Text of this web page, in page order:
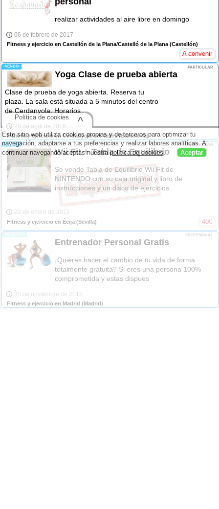
realizar actividades al aire libre en domingo
06 de febrero de 2017
Fitness y ejercicio en Castellón de la Plana/Castelló de la Plana(Castellón)
A convenir
-VENDO- PARTICULAR
Yoga Clase de prueba abierta
Clase de prueba de yoga abierta. Reserva tu
plaza. La sala está situada a 5 minutos del centro
de Cerdanyola. Horarios
28 de abril de 2016
Fitness y ejercicio en Cerdanyola del Vallès(Barcelona)
-VENDO- PARTICULAR
Wii Fit + Tabla de Equilibrio
Se vende Tabla de Equilibrio Wii Fit de
NINTENDO con su caja original y libro de
instrucciones y un disco de ejercicios
22 de enero de 2016
Fitness y ejercicio en Écija (Sevilla) 40€
PROFESIONAL
Entrenador Personal Gratis
¡Quieres hacer el cambio de tu vida de forma
totalmente gratuita? Si eres una persona 100%
comprometida y estas dispues
30 de noviembre de 2015
Fitness y ejercicio en Madrid (Madrid)
Este sitio web utiliza cookies propias y de terceros para optimizar tu
navegación, adaptarse a tus preferencias y realizar labores analíticas. Al
continuar navegando aceptas nuestrapolítica de cookies. Aceptar
Política de cookies ^